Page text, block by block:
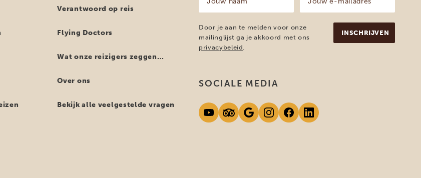
Verantwoord op reis
Flying Doctors
Wat onze reizigers zeggen…
Over ons
Bekijk alle veelgestelde vragen
naam
(Vereist)
mailadres
(Vereist)
Door je aan te melden voor onze
mailinglijst ga je akkoord met ons
privacybeleid.
SOCIALE MEDIA